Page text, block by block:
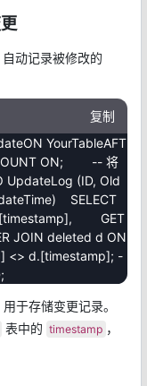
动记录被修改的
复制
YourTableAFT
ON; -- 将
UpdateLog (ID, Old
SELECT
GET
JOIN deleted d ON
<> d.[timestamp]; -
于存储变更记录。
表中的 timestamp ，